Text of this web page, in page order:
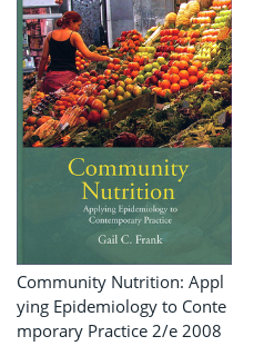
Community Nutrition: Appl
ying Epidemiology to Conte
mporary Practice 2/e 2008